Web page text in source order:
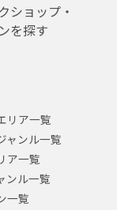
ショップ・
を探す
リア一覧
ャンル一覧
ア一覧
ンル一覧
一覧